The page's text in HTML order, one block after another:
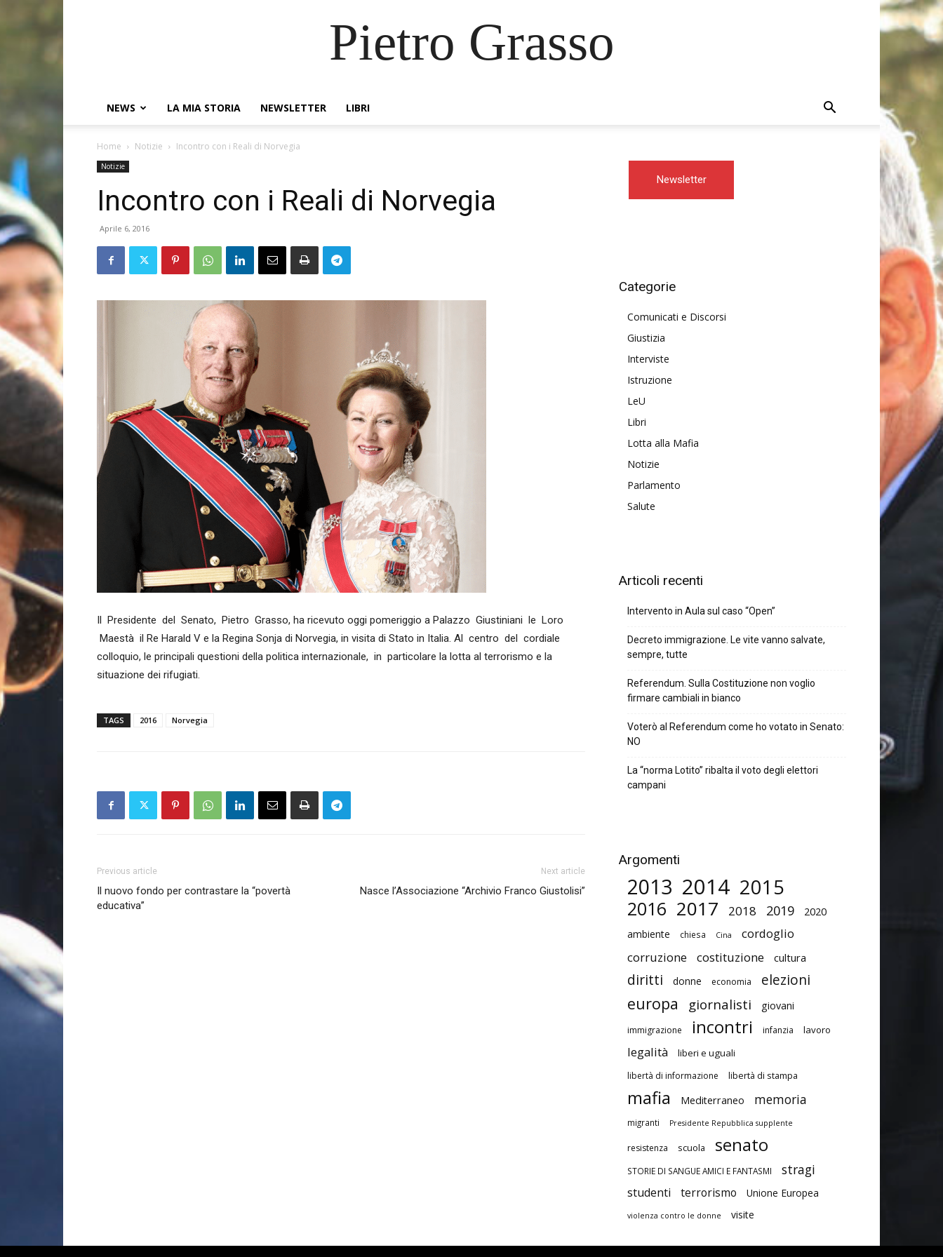
Pietro Grasso
NEWS LA MIA STORIA NEWSLETTER LIBRI
Home Notizie Incontro con i Reali di Norvegia
Notizie
Incontro con i Reali di Norvegia
Aprile 6, 2016
Il Presidente del Senato, Pietro Grasso, ha ricevuto oggi pomeriggio a Palazzo Giustiniani le Loro
Maestà il Re Harald V e la Regina Sonja di Norvegia, in visita di Stato in Italia. Al centro del cordiale
colloquio, le principali questioni della politica internazionale, in particolare la lotta al terrorismo e la
situazione dei rifugiati.
TAGS 2016 Norvegia
Previous article
Il nuovo fondo per contrastare la “povertà
educativa”
Next article
Nasce l’Associazione “Archivio Franco Giustolisi”
Newsletter
Categorie
Comunicati e Discorsi
Giustizia
Interviste
Istruzione
LeU
Libri
Lotta alla Mafia
Notizie
Parlamento
Salute
Articoli recenti
Intervento in Aula sul caso “Open”
Decreto immigrazione. Le vite vanno salvate,
sempre, tutte
Referendum. Sulla Costituzione non voglio
firmare cambiali in bianco
Voterò al Referendum come ho votato in Senato:
NO
La “norma Lotito” ribalta il voto degli elettori
campani
Argomenti
2013 2014 2015
2016 2017 2018 2019 2020
ambiente chiesa Cina
cordoglio
corruzione
costituzione cultura
diritti donne economia elezioni
europa giornalisti giovani
immigrazione incontri infanzia lavoro
legalità liberi e uguali
libertà di informazione libertà di stampa
mafia Mediterraneo memoria
migranti Presidente Repubblica supplente
resistenza scuola senato
STORIE DI SANGUE AMICI E FANTASMI stragi
studenti terrorismo Unione Europea
violenza contro le donne visite